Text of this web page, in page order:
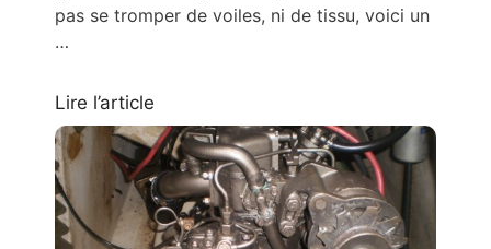
pas se tromper de voiles, ni de tissu, voici un
…
Lire l’article